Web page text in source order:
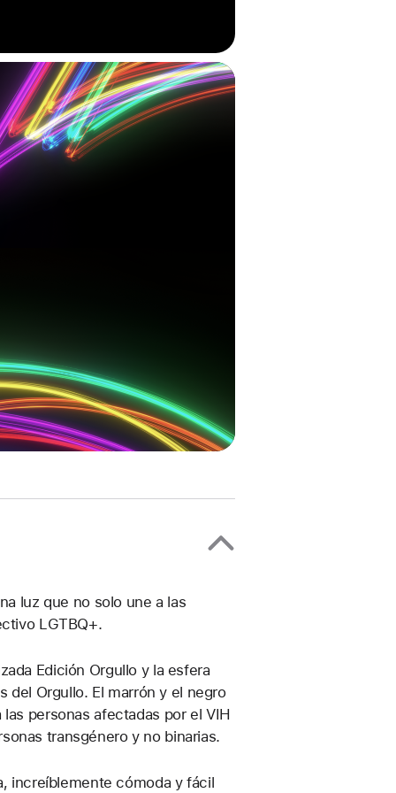
luz que no solo une a las
LGTBQ+.
Edición Orgullo y la esfera
del Orgullo. El marrón y el negro
personas afectadas por el VIH
transgénero y no binarias.
increíblemente cómoda y fácil